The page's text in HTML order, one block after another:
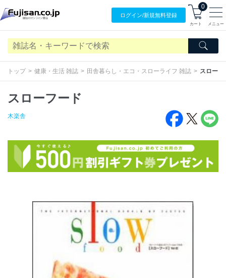
ログイン/新規無料登録
0
カート メニュー
トップ 健康・生活 雑誌 田舎暮らし・エコ・スローライフ 雑誌 スローフ
スローフード
木楽舎